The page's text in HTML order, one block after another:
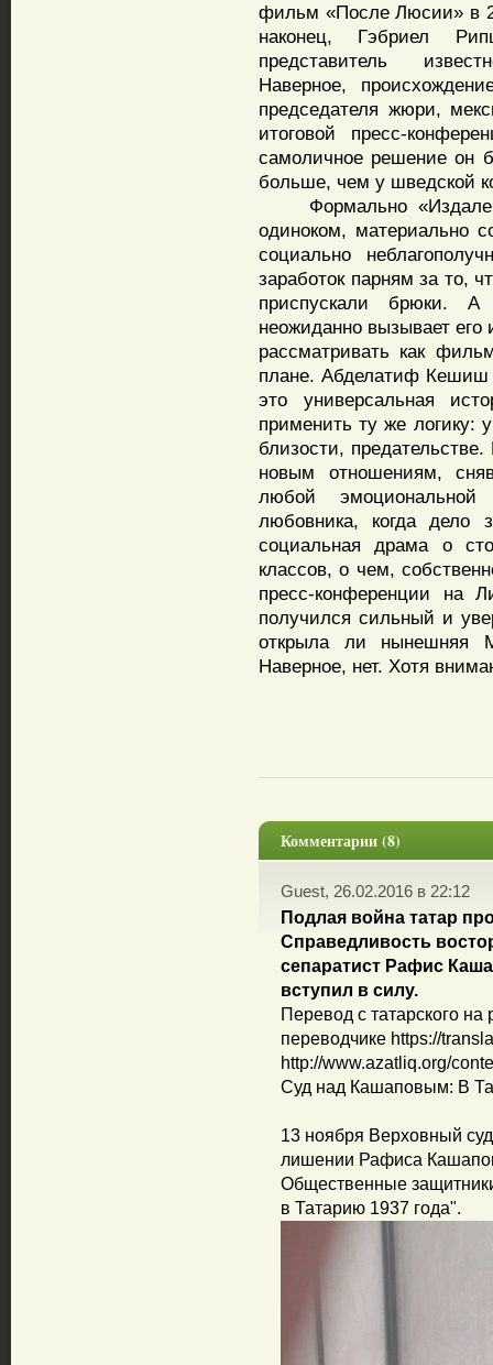
фильм «После Люсии» в
наконец, Гэбриел
представитель
Наверное,
председателя жюри,
итоговой пресс-
самоличное решение он
больше, чем у шведской
Формально
одиноком, материально
социально
заработок парням за то,
приспускали брюки.
неожиданно вызывает
рассматривать как
плане. Абделатиф Кешиш
это универсальная
применить ту же логику:
близости,
новым отношениям,
любой
любовника, когда
социальная драма о
классов, о чем,
пресс-конференции
получился сильный и
открыла ли нынешняя
Наверное, нет. Хотя
Комментарии (8)
Guest, 26.02.2016 в 22:12
Подлая война татар
Справедливость
сепаратист Рафис
вступил в силу.
Перевод с татарского
переводчике https://
http://www.azatliq.org/
Суд над Кашаповым: В
13 ноября Верховный
лишении Рафиса
Общественные
в Татарию 1937 года".